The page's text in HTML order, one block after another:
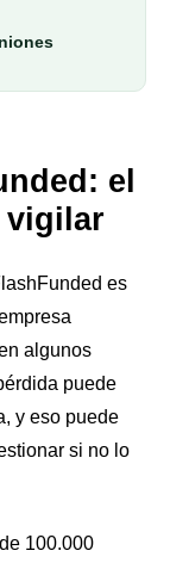
el
vigilar
es
algunos
puede
y eso puede
si no lo
100.000